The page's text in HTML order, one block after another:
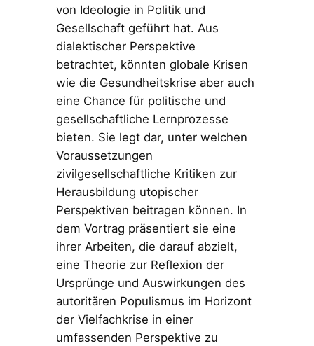
von Ideologie in Politik und
Gesellschaft geführt hat. Aus
dialektischer Perspektive
betrachtet, könnten globale Krisen
wie die Gesundheitskrise aber auch
eine Chance für politische und
gesellschaftliche Lernprozesse
bieten. Sie legt dar, unter welchen
Voraussetzungen
zivilgesellschaftliche Kritiken zur
Herausbildung utopischer
Perspektiven beitragen können. In
dem Vortrag präsentiert sie eine
ihrer Arbeiten, die darauf abzielt,
eine Theorie zur Reflexion der
Ursprünge und Auswirkungen des
autoritären Populismus im Horizont
der Vielfachkrise in einer
umfassenden Perspektive zu